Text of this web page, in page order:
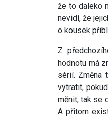
že to daleko
nevidí, že
o kousek
Z
hodnotu má
sérií. Změna
vytratit,
měnit, tak se
A přitom